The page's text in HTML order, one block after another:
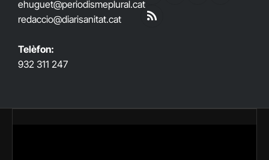
ehuguet@periodismeplural.cat
redaccio@diarisanitat.cat
Telèfon:
932 311 247
RSS